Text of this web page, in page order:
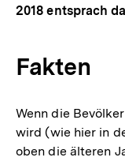
2018 entsprach
Fakten
Wenn die
wird (wie hier in
oben die älteren